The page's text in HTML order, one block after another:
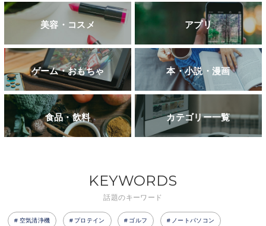
美容・コスメ アプリ
ゲーム・おもちゃ 本・小説・漫画
食品・飲料 カテゴリー一覧
KEYWORDS
話題のキーワード
空気清浄機 プロテイン ゴルフ ノートパソコン